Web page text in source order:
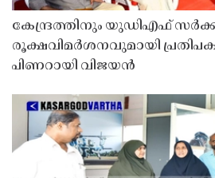
കേന്ദ്രത്തിനും യുഡിഎഫ്
രൂക്ഷവിമർശനവുമായി
പിണറായി വിജയൻ